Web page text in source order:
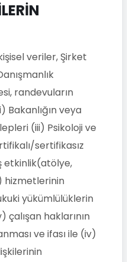
veriler, Şirket
randevuların
Bakanlığın veya
(iii) Psikoloji ve
sertifikasız
etkinlik(atölye,
hizmetlerinin
yükümlülüklerin
haklarının
ve ifası ile (iv)